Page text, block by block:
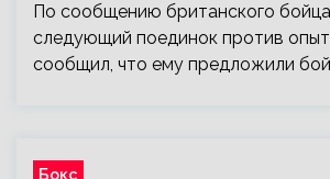
По сообщению британского
следующий поединок против
сообщил, что ему предложили
Бокс